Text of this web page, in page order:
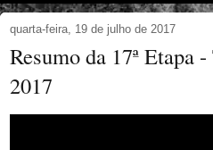
quarta-feira, 19 de julho de 2017
Resumo da 17ª Etapa
2017